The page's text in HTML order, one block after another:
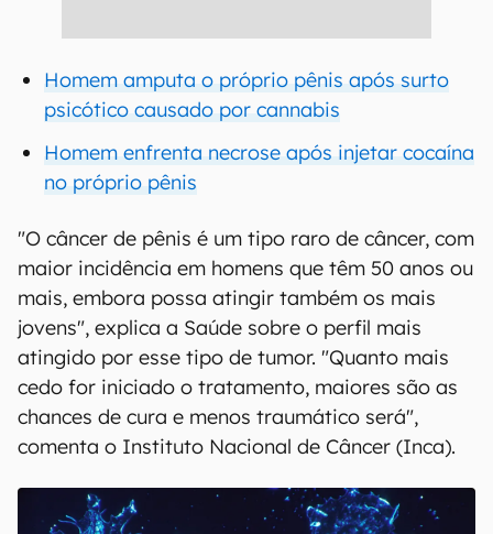
Homem amputa o próprio pênis após surto
psicótico causado por cannabis
Homem enfrenta necrose após injetar cocaína
no próprio pênis
"O câncer de pênis é um tipo raro de câncer, com
maior incidência em homens que têm 50 anos ou
mais, embora possa atingir também os mais
jovens", explica a Saúde sobre o perfil mais
atingido por esse tipo de tumor. "Quanto mais
cedo for iniciado o tratamento, maiores são as
chances de cura e menos traumático será",
comenta o Instituto Nacional de Câncer (Inca).